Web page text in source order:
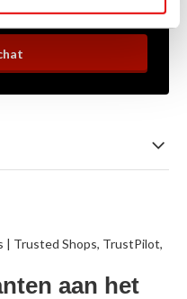
| Trusted Shops, TrustPilot,
aan het